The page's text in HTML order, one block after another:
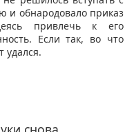
и обнародовало приказ
привлечь к его
Если так, во что
удался.